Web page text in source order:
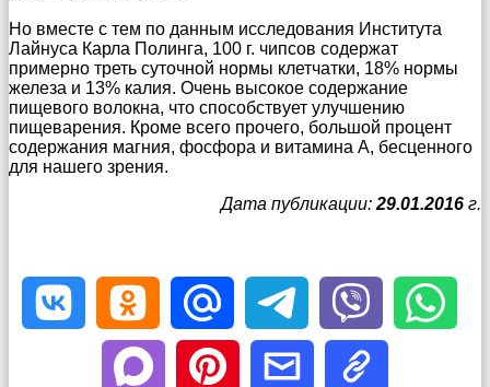
Но вместе с тем по данным исследования Института
Лайнуса Карла Полинга, 100 г. чипсов содержат
примерно треть суточной нормы клетчатки, 18% нормы
железа и 13% калия. Очень высокое содержание
пищевого волокна, что способствует улучшению
пищеварения. Кроме всего прочего, большой процент
содержания магния, фосфора и витамина А, бесценного
для нашего зрения.
Дата публикации: 29.01.2016 г.